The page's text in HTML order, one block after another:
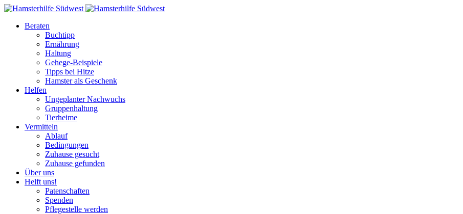
Beraten
Buchtipp
Ernährung
Haltung
Gehege-Beispiele
Tipps bei Hitze
Hamster als Geschenk
Helfen
Ungeplanter Nachwuchs
Gruppenhaltung
Tierheime
Vermitteln
Ablauf
Bedingungen
Zuhause gesucht
Zuhause gefunden
Über uns
Helft uns!
Patenschaften
Spenden
Pflegestelle werden